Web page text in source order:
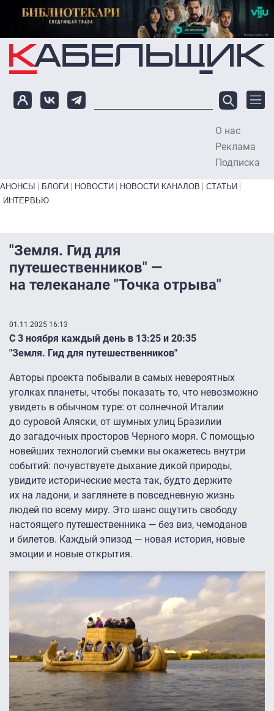
Перейти к основному содержанию
О нас
Реклама
Подписка
Primary links bottom
АНОНСЫ БЛОГИ НОВОСТИ НОВОСТИ КАНАЛОВ
СТАТЬИ
ИНТЕРВЬЮ
"Земля. Гид для
путешественников" —
на телеканале "Точка отрыва"
01.11.2025 16:13
C 3 ноября каждый день в 13:25 и 20:35
"Земля. Гид для путешественников"
Авторы проекта побывали в самых невероятных
уголках планеты, чтобы показать то, что невозможно
увидеть в обычном туре: от солнечной Италии
до суровой Аляски, от шумных улиц Бразилии
до загадочных просторов Черного моря. С помощью
новейших технологий съемки вы окажетесь внутри
событий: почувствуете дыхание дикой природы,
увидите исторические места так, будто держите
их на ладони, и заглянете в повседневную жизнь
людей по всему миру. Это шанс ощутить свободу
настоящего путешественника — без виз, чемоданов
и билетов. Каждый эпизод — новая история, новые
эмоции и новые открытия.